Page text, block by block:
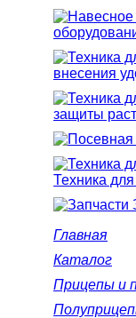
внесения
защиты
Техника
Главная
Каталог
Прицепы и